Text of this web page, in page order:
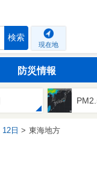
検索
現在地
防災情報
12日 東海地方